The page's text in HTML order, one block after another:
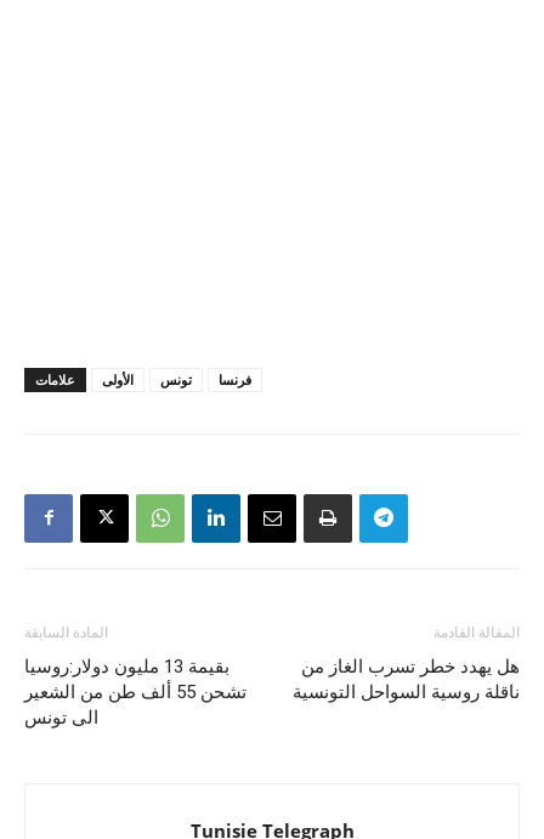
علامات الأولى تونس فرنسا
المادة السابقة
بقيمة 13 مليون دولار:روسيا
تشحن 55 ألف طن من الشعير
الى تونس
المقالة القادمة
هل يهدد خطر تسرب الغاز من
ناقلة روسية السواحل التونسية
Tunisie Telegraph